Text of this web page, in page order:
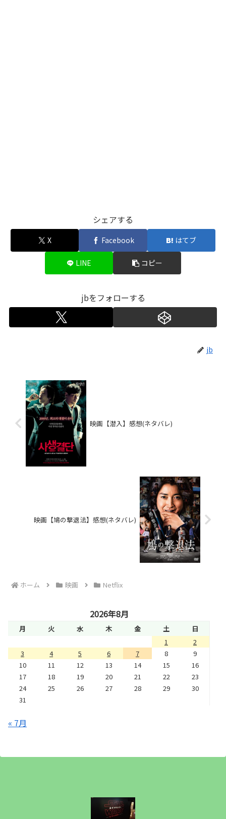
シェアする
X Facebook はてブ
LINE コピー
jbをフォローする
jb
映画【潜入】感想(ネタバレ)
映画【鳩の撃退法】感想(ネタバレ)
ホーム 映画 Netflix
2026年8月
月 火 水 木 金 土
日
1
2
3
4 5 6 7 8
9
10
11 12 13 14 15
16
17
18 19 20 21 22
23
24
25 26 27 28 29
30
31
« 7月